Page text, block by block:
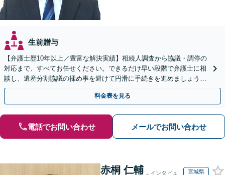
生前贈与
【弁護士歴10年以上／豊富な解決実績】相続人調査から協議・調停の
対応まで、すべてお任せください。できるだけ早い段階で弁護士に相
談し、遺産分割協議の揉め事を避けて円滑に手続きを進めましょう
【秘密厳守】【完全個室対応】【休日・夜間相談あり】
料金表を見る
電話でお問い合わせ メールでお問い合わせ
赤桐 仁輔
インタビュ
宮城県